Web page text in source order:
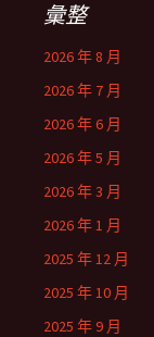
彙整
2026 年 8 月
2026 年 7 月
2026 年 6 月
2026 年 5 月
2026 年 3 月
2026 年 1 月
2025 年 12 月
2025 年 10 月
2025 年 9 月